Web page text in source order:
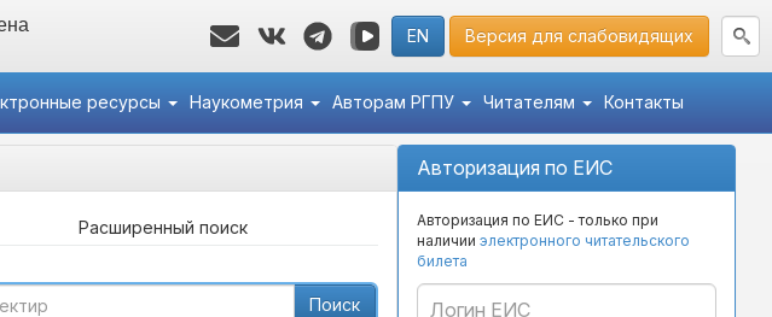
EN Версия для слабовидящих
ресурсы Наукометрия Авторам РГПУ Читателям Контакты
Авторизация по ЕИС
Авторизация по ЕИС - только при
наличии электронного читательского
билета
Расширенный поиск
Поиск